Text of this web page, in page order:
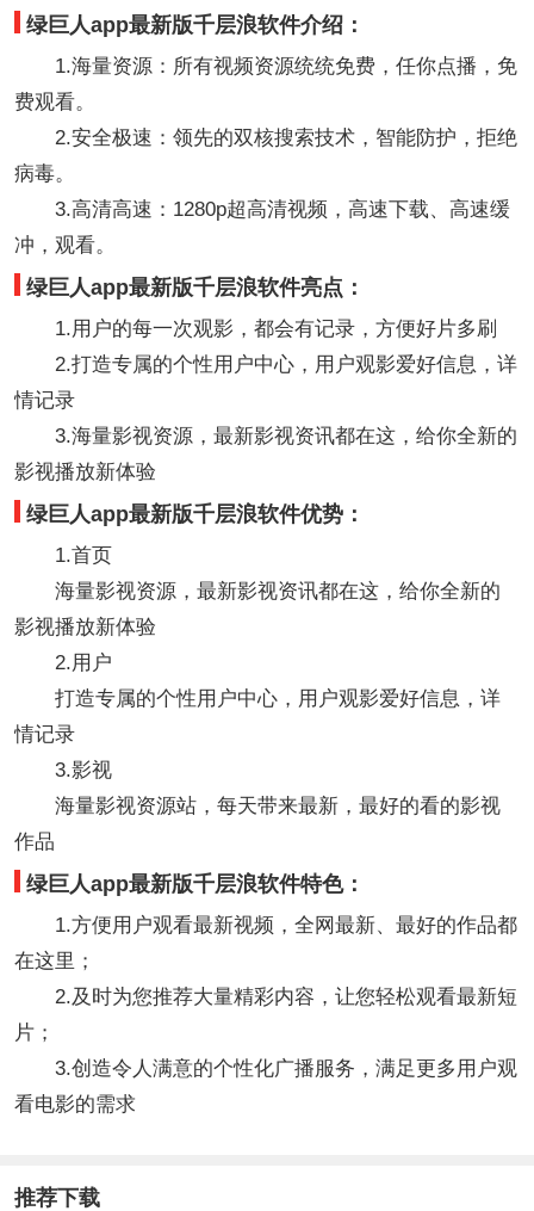
绿巨人app最新版千层浪软件介绍：
1.海量资源：所有视频资源统统免费，任你点播，免
费观看。
2.安全极速：领先的双核搜索技术，智能防护，拒绝
病毒。
3.高清高速：1280p超高清视频，高速下载、高速缓
冲，观看。
绿巨人app最新版千层浪软件亮点：
1.用户的每一次观影，都会有记录，方便好片多刷
2.打造专属的个性用户中心，用户观影爱好信息，详
情记录
3.海量影视资源，最新影视资讯都在这，给你全新的
影视播放新体验
绿巨人app最新版千层浪软件优势：
1.首页
海量影视资源，最新影视资讯都在这，给你全新的
影视播放新体验
2.用户
打造专属的个性用户中心，用户观影爱好信息，详
情记录
3.影视
海量影视资源站，每天带来最新，最好的看的影视
作品
绿巨人app最新版千层浪软件特色：
1.方便用户观看最新视频，全网最新、最好的作品都
在这里；
2.及时为您推荐大量精彩内容，让您轻松观看最新短
片；
3.创造令人满意的个性化广播服务，满足更多用户观
看电影的需求
推荐下载